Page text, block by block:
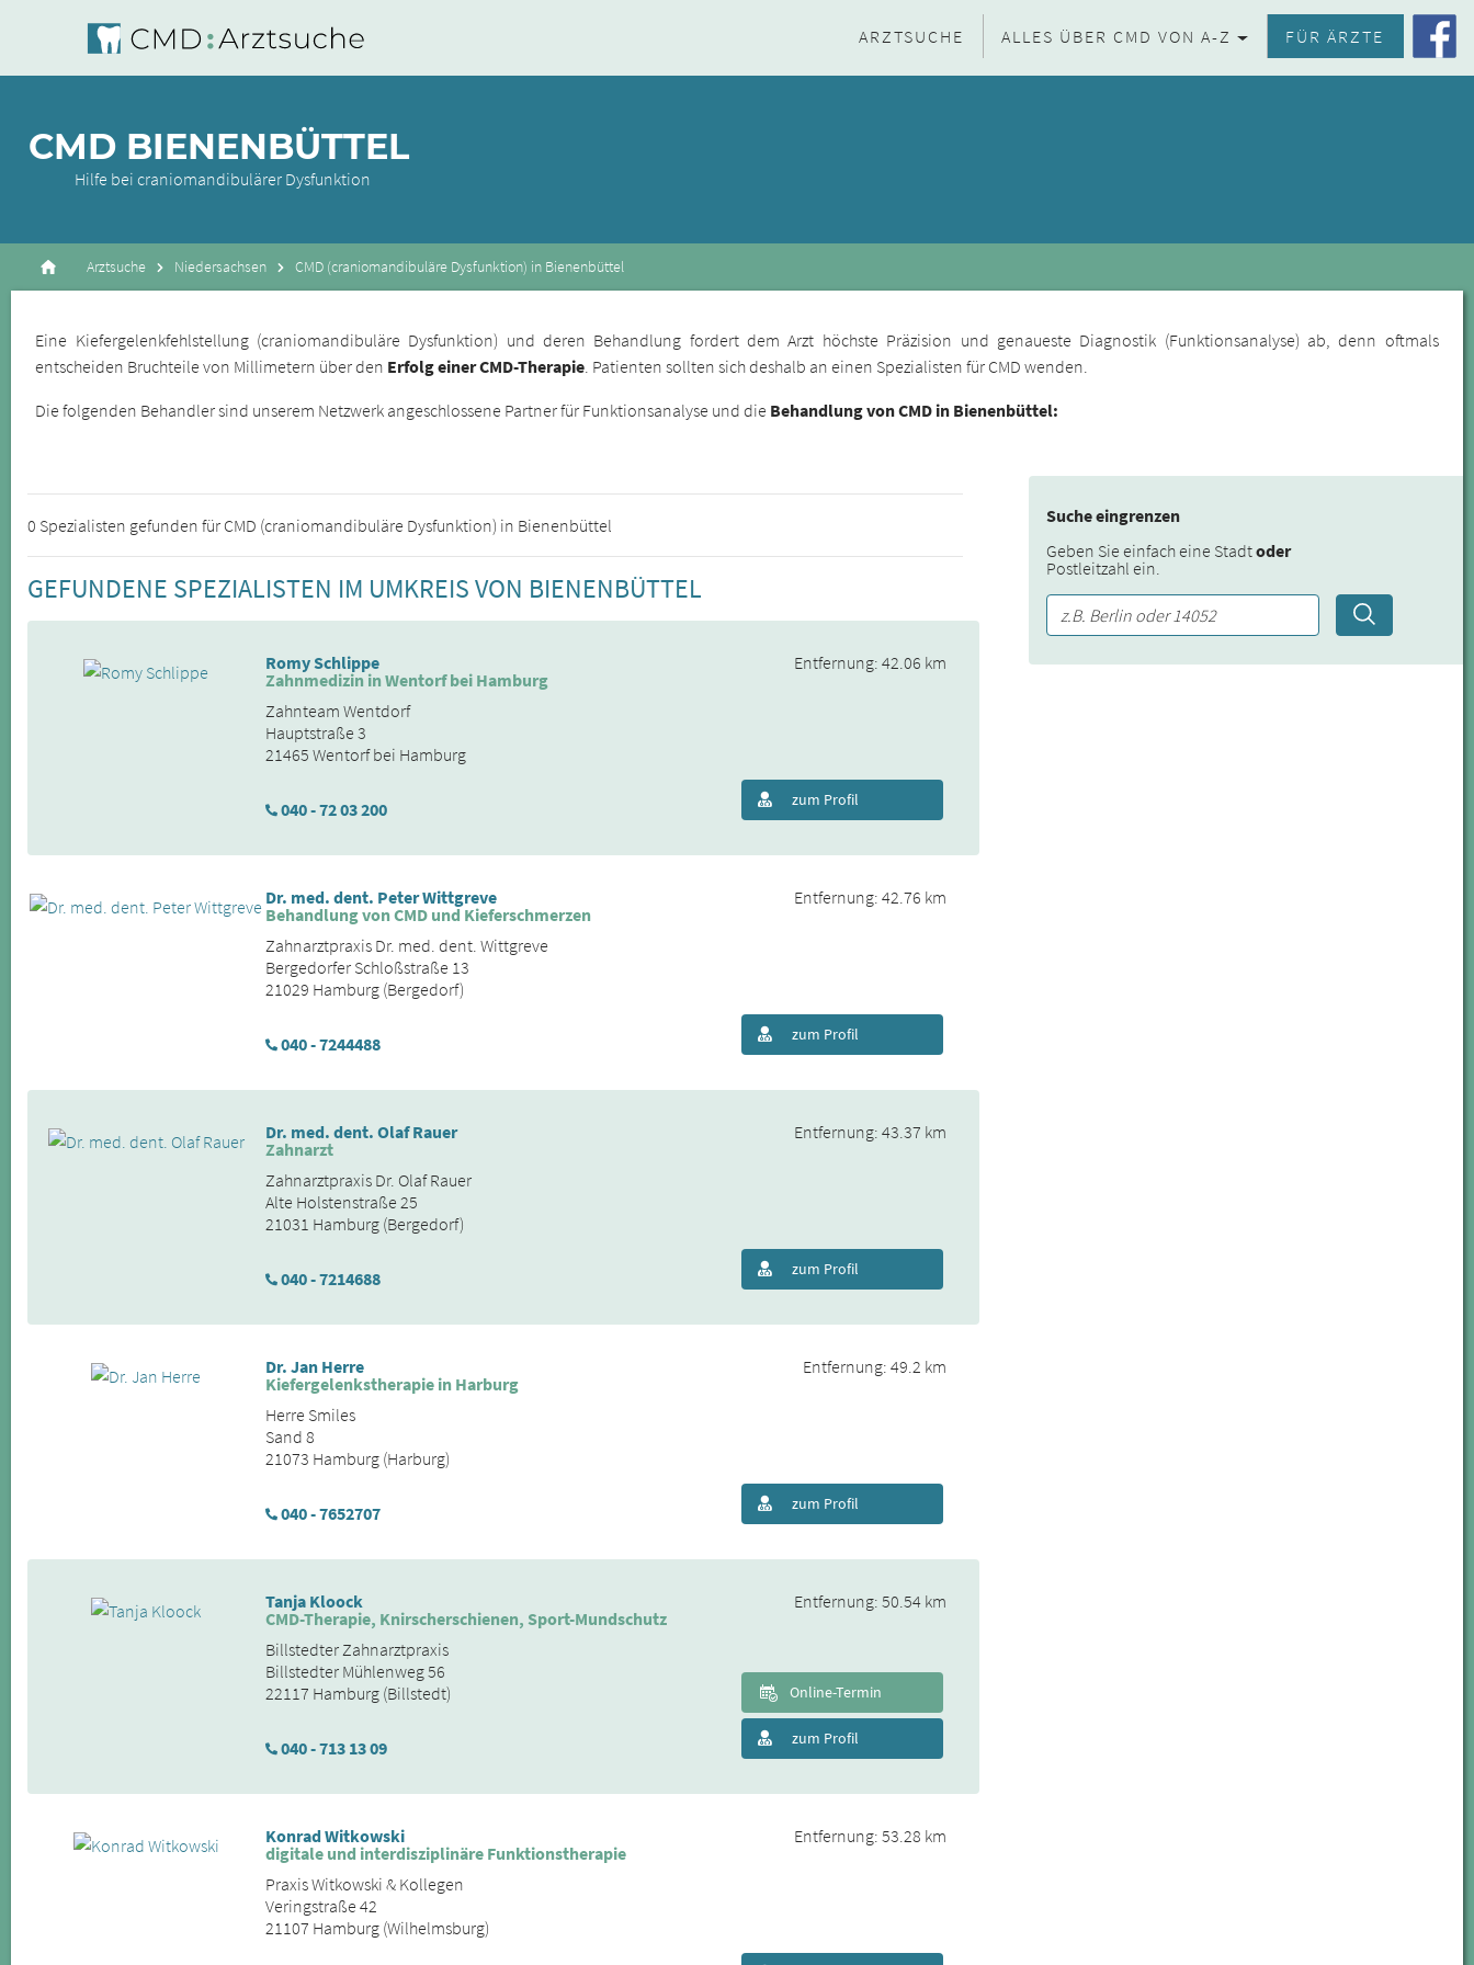
ARZTSUCHE ALLES ÜBER CMD VON A-Z FÜR ÄRZTE
CMD BIENENBÜTTEL
Hilfe bei craniomandibulärer Dysfunktion
Arztsuche Niedersachsen CMD (craniomandibuläre Dysfunktion) in Bienenbüttel
Eine Kiefergelenkfehlstellung (craniomandibuläre Dysfunktion) und deren Behandlung fordert dem Arzt höchste Präzision und genaueste Diagnostik (Funktionsanalyse) ab, denn oftmals
entscheiden Bruchteile von Millimetern über den Erfolg einer CMD-Therapie . Patienten sollten sich deshalb an einen Spezialisten für CMD wenden.
Die folgenden Behandler sind unserem Netzwerk angeschlossene Partner für Funktionsanalyse und die Behandlung von CMD in Bienenbüttel:
Suche eingrenzen
Geben Sie einfach eine Stadtoder
Postleitzahl ein.
0 Spezialisten gefunden für CMD (craniomandibuläre Dysfunktion) in Bienenbüttel
GEFUNDENE SPEZIALISTEN IM UMKREIS VON BIENENBÜTTEL
Romy Schlippe
Zahnmedizin in Wentorf bei Hamburg
Zahnteam Wentdorf
Hauptstraße 3
21465 Wentorf bei Hamburg
040 - 72 03 200
Entfernung: 42.06 km
zum Profil
Dr. med. dent. Peter Wittgreve
Behandlung von CMD und Kieferschmerzen
Zahnarztpraxis Dr. med. dent. Wittgreve
Bergedorfer Schloßstraße 13
21029 Hamburg (Bergedorf)
040 - 7244488
Entfernung: 42.76 km
zum Profil
Dr. med. dent. Olaf Rauer
Zahnarzt
Zahnarztpraxis Dr. Olaf Rauer
Alte Holstenstraße 25
21031 Hamburg (Bergedorf)
040 - 7214688
Entfernung: 43.37 km
zum Profil
Dr. Jan Herre
Kiefergelenkstherapie in Harburg
Herre Smiles
Sand 8
21073 Hamburg (Harburg)
040 - 7652707
Entfernung: 49.2 km
zum Profil
Tanja Kloock
CMD-Therapie, Knirscherschienen, Sport-Mundschutz
Billstedter Zahnarztpraxis
Billstedter Mühlenweg 56
22117 Hamburg (Billstedt)
040 - 713 13 09
Entfernung: 50.54 km
zum Profil
Online-Termin
Konrad Witkowski
digitale und interdisziplinäre Funktionstherapie
Praxis Witkowski & Kollegen
Veringstraße 42
21107 Hamburg (Wilhelmsburg)
Entfernung: 53.28 km